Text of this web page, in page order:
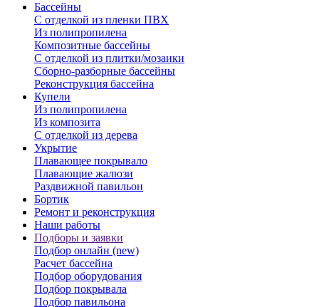
Бассейны
С отделкой из пленки ПВХ
Из полипропилена
Композитные бассейны
С отделкой из плитки/мозаики
Сборно-разборные бассейны
Реконструкция бассейна
Купели
Из полипропилена
Из композита
С отделкой из дерева
Укрытие
Плавающее покрывало
Плавающие жалюзи
Раздвижной павильон
Бортик
Ремонт и реконструкция
Наши работы
Подборы и заявки
Подбор онлайн (new)
Расчет бассейна
Подбор оборудования
Подбор покрывала
Подбор павильона